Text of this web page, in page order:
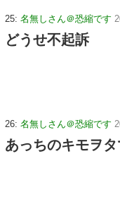
25: 名無しさん＠恐縮です
どうせ不起訴
26: 名無しさん＠恐縮です
あっちのキモヲ